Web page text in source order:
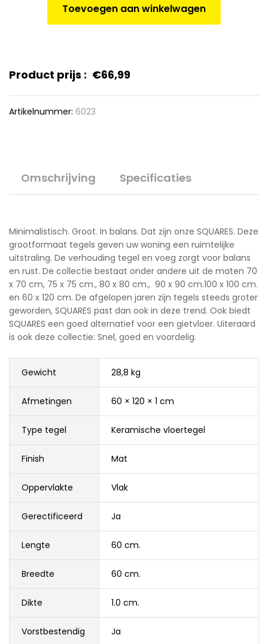
quantity
Toevoegen aan winkelwagen
Product prijs : €66,99
Artikelnummer: 6023
Omschrijving Specificaties
Minimalistisch. Groot. In balans. Dat zijn onze SQUARES. Deze
grootformaat tegels geven uw woning een ruimtelijke
uitstraling. De verhouding tegel en voeg zorgt voor balans
en rust. De collectie bestaat onder andere uit de maten 70
x 70 cm, 75 x 75 cm., 80 x 80 cm., 90 x 90 cm.100 x 100 cm.
en 60 x 120 cm. De afgelopen jaren zijn tegels steeds groter
geworden, SQUARES past dan ook in deze trend. Ook biedt
SQUARES een goed alternatief voor een gietvloer. Uiteraard
is ook deze collectie: Snel, goed en voordelig.
Gewicht 28,8 kg
Afmetingen 60 × 120 × 1 cm
Type tegel Keramische vloertegel
Finish Mat
Oppervlakte Vlak
Gerectificeerd Ja
Lengte 60 cm.
Breedte 60 cm.
Dikte 1.0 cm.
Vorstbestendig Ja